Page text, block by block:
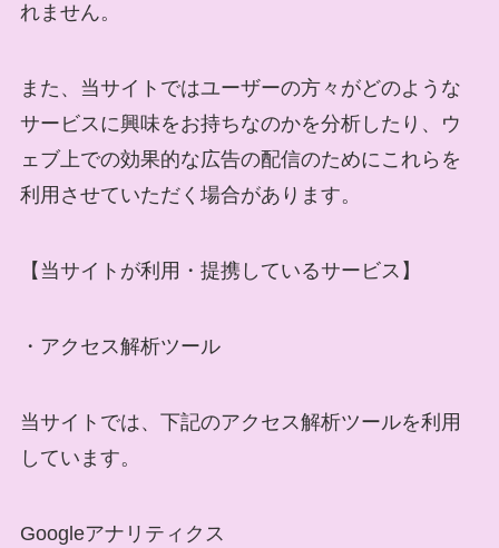
れません。
また、当サイトではユーザーの方々がどのような
サービスに興味をお持ちなのかを分析したり、ウ
ェブ上での効果的な広告の配信のためにこれらを
利用させていただく場合があります。
【当サイトが利用・提携しているサービス】
・アクセス解析ツール
当サイトでは、下記のアクセス解析ツールを利用
しています。
Googleアナリティクス